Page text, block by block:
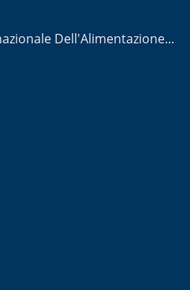
Dell'Alimentazione...